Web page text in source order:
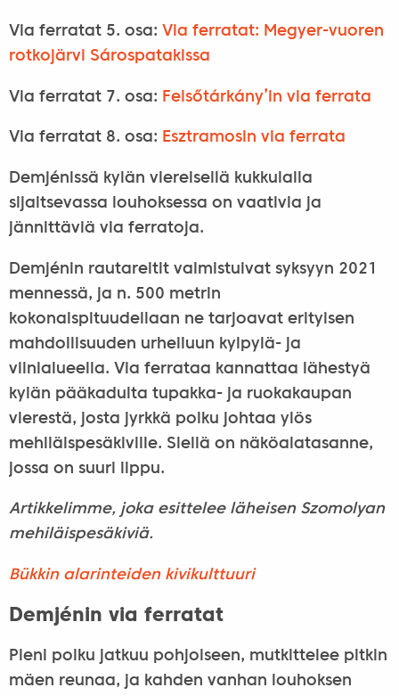
Via ferratat 5. osa: Via ferratat: Megyer-vuoren
rotkojärvi Sárospatakissa
Via ferratat 7. osa: Felsőtárkány’in via ferrata
Via ferratat 8. osa: Esztramosin via ferrata
Demjénissä kylän viereisellä kukkulalla
sijaitsevassa louhoksessa on vaativia ja
jännittäviä via ferratoja.
Demjénin rautareitit valmistuivat syksyyn 2021
mennessä, ja n. 500 metrin
kokonaispituudellaan ne tarjoavat erityisen
mahdollisuuden urheiluun kylpylä- ja
viinialueella. Via ferrataa kannattaa lähestyä
kylän pääkadulta tupakka- ja ruokakaupan
vierestä, josta jyrkkä polku johtaa ylös
mehiläispesäkiville. Siellä on näköalatasanne,
jossa on suuri lippu.
Artikkelimme, joka esittelee läheisen Szomolyan
mehiläispesäkiviä.
Bükkin alarinteiden kivikulttuuri
Demjénin via ferratat
Pieni polku jatkuu pohjoiseen, mutkittelee pitkin
mäen reunaa, ja kahden vanhan louhoksen